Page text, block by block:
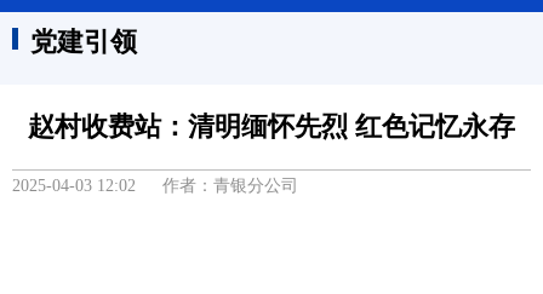
党建引领
赵村收费站：清明缅怀先烈 红色记忆永存
2025-04-03 12:02 作者：青银分公司